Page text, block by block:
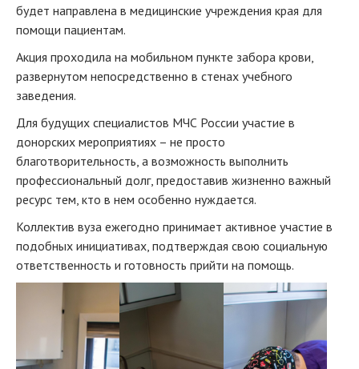
будет направлена в медицинские учреждения края для
помощи пациентам.
Акция проходила на мобильном пункте забора крови,
развернутом непосредственно в стенах учебного
заведения.
Для будущих специалистов МЧС России участие в
донорских мероприятиях – не просто
благотворительность, а возможность выполнить
профессиональный долг, предоставив жизненно важный
ресурс тем, кто в нем особенно нуждается.
Коллектив вуза ежегодно принимает активное участие в
подобных инициативах, подтверждая свою социальную
ответственность и готовность прийти на помощь.